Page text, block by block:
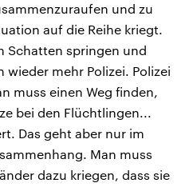
und zu
auf die Reihe kriegt.
Schatten springen und
wieder mehr Polizei. Polizei
muss einen Weg finden,
bei den Flüchtlingen...
Das geht aber nur im
Man muss
dazu kriegen, dass sie